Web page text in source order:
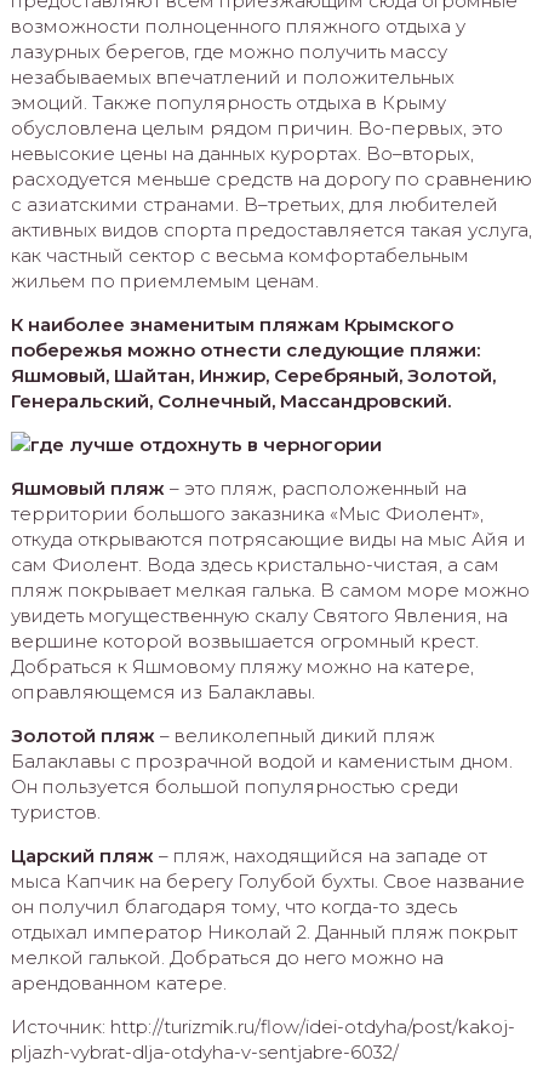
возможности полноценного пляжного отдыха у
лазурных берегов, где можно получить массу
незабываемых впечатлений и положительных
эмоций. Также популярность отдыха в Крыму
обусловлена целым рядом причин. Во-первых, это
невысокие цены на данных курортах. Во–вторых,
расходуется меньше средств на дорогу по сравнению
с азиатскими странами. В–третьих, для любителей
активных видов спорта предоставляется такая услуга,
как частный сектор с весьма комфортабельным
жильем по приемлемым ценам.
К наиболее знаменитым пляжам Крымского
побережья можно отнести следующие пляжи:
Яшмовый, Шайтан, Инжир, Серебряный, Золотой,
Генеральский, Солнечный, Массандровский.
Яшмовый пляж– это пляж, расположенный на
территории большого заказника «Мыс Фиолент»,
откуда открываются потрясающие виды на мыс Айя и
сам Фиолент. Вода здесь кристально-чистая, а сам
пляж покрывает мелкая галька. В самом море можно
увидеть могущественную скалу Святого Явления, на
вершине которой возвышается огромный крест.
Добраться к Яшмовому пляжу можно на катере,
оправляющемся из Балаклавы.
Золотой пляж– великолепный дикий пляж
Балаклавы с прозрачной водой и каменистым дном.
Он пользуется большой популярностью среди
туристов.
Царский пляж– пляж, находящийся на западе от
мыса Капчик на берегу Голубой бухты. Свое название
он получил благодаря тому, что когда-то здесь
отдыхал император Николай 2. Данный пляж покрыт
мелкой галькой. Добраться до него можно на
арендованном катере.
Источник: http://turizmik.ru/flow/idei-otdyha/post/kakoj-
pljazh-vybrat-dlja-otdyha-v-sentjabre-6032/